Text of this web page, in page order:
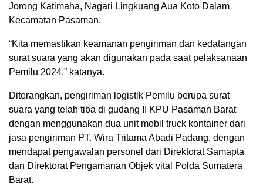
Jorong Katimaha, Nagari Lingkuang Aua Koto Dalam
Kecamatan Pasaman.
“Kita memastikan keamanan pengiriman dan kedatangan
surat suara yang akan digunakan pada saat pelaksanaan
Pemilu 2024,” katanya.
Diterangkan, pengiriman logistik Pemilu berupa surat
suara yang telah tiba di gudang II KPU Pasaman Barat
dengan menggunakan dua unit mobil truck kontainer dari
jasa pengiriman PT. Wira Tritama Abadi Padang, dengan
mendapat pengawalan personel dari Direktorat Samapta
dan Direktorat Pengamanan Objek vital Polda Sumatera
Barat.